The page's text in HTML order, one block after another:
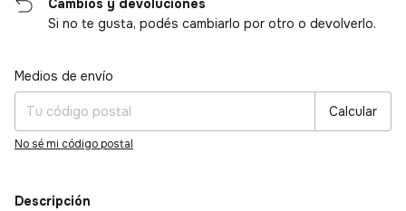
Cambios y devoluciones
Si no te gusta, podés cambiarlo por otro o devolverlo.
Entregas para el CP:
Medios de envío
Calcular
No sé mi código postal
Descripción